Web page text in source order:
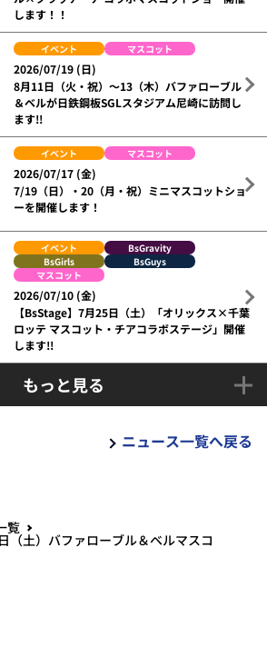
します！！
イベント マスコット
2026/07/19 (日)
8月11日（火・祝）～13（木）バファローブル
＆ベルが日鉄鋼板SGLスタジアム尼崎に訪問し
ます!!
イベント マスコット
2026/07/17 (金)
7/19（日）・20（月・祝）ミニマスコットショ
ーを開催します！
イベント
BsGravity
BsGirls
BsGuys
マスコット
2026/07/10 (金)
【BsStage】7月25日（土）「オリックス×千葉
ロッテ マスコット・チアコラボステージ」開催
します!!
もっと見る
ニュース一覧へ戻る
覧
（土）バファローブル＆ベルマスコ